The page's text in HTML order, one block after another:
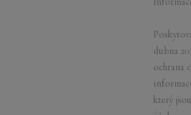
dubna
ochrana
který